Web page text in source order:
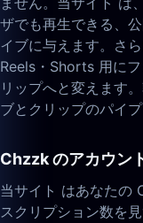
ザでも再生できる、
イブに与えます。さ
Reels・Shorts 用に
リップへと変えます
ブとクリップのパイ
Chzzk のアカウン
当サイト はあなたの
スクリプション数を